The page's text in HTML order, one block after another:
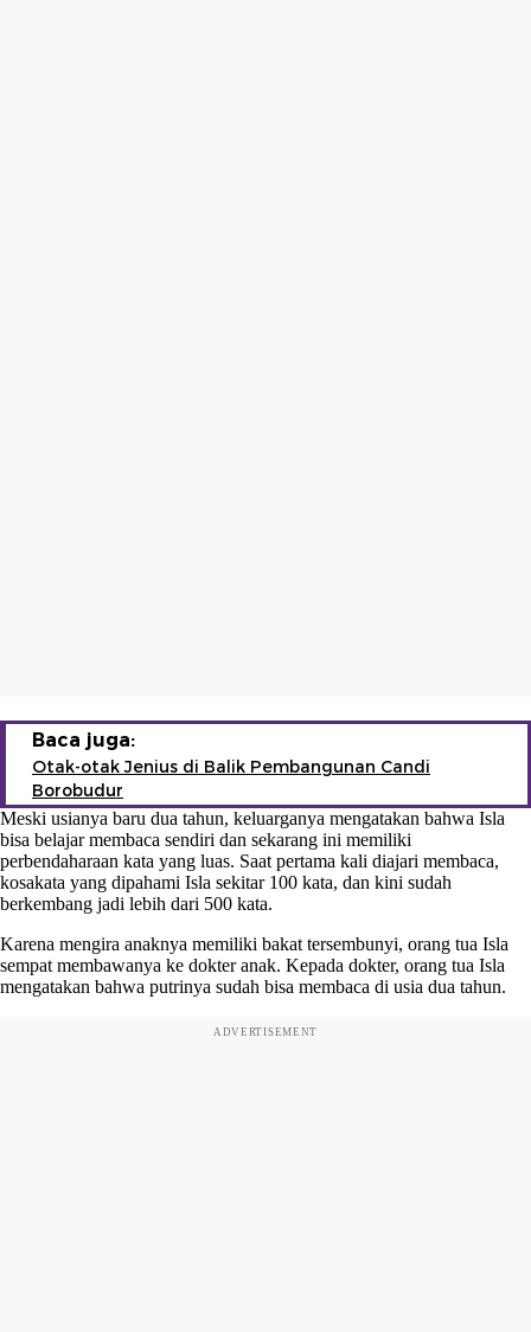
Baca juga:
Otak-otak Jenius di Balik Pembangunan Candi
Borobudur
Meski usianya baru dua tahun, keluarganya mengatakan bahwa Isla
bisa belajar membaca sendiri dan sekarang ini memiliki
perbendaharaan kata yang luas. Saat pertama kali diajari membaca,
kosakata yang dipahami Isla sekitar 100 kata, dan kini sudah
berkembang jadi lebih dari 500 kata.
Karena mengira anaknya memiliki bakat tersembunyi, orang tua Isla
sempat membawanya ke dokter anak. Kepada dokter, orang tua Isla
mengatakan bahwa putrinya sudah bisa membaca di usia dua tahun.
ADVERTISEMENT